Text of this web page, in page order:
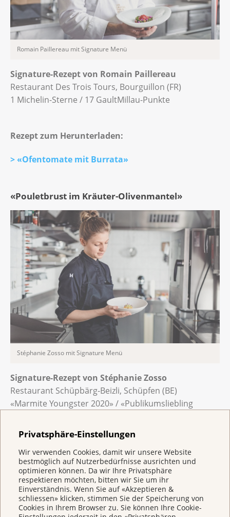
Privatsphäre-Einstellungen
Wir verwenden Cookies, damit wir unsere Website
bestmöglich auf Nutzerbedürfnisse ausrichten und
optimieren können. Da wir Ihre Privatsphäre
respektieren möchten, bitten wir Sie um ihr
Einverständnis. Wenn Sie auf «Akzeptieren &
schliessen» klicken, stimmen Sie der Speicherung von
Cookies in Ihrem Browser zu. Sie können Ihre Cookie-
Romain Paillereau mit Signature Menü
Signature-Rezept von Romain Paillereau
Restaurant Des Trois Tours, Bourguillon (FR)
1 Michelin-Sterne / 17 GaultMillau-Punkte
Rezept zum Herunterladen:
> «Ofentomate mit Burrata»
«Pouletbrust im Kräuter-Olivenmantel»
Stéphanie Zosso mit Signature Menü
Signature-Rezept von Stéphanie Zosso
Restaurant Schüpbärg-Beizli, Schüpfen (BE)
«Marmite Youngster 2020» / «Publikumsliebling
Mitglied in der Schweizer Junioren-
Kochnationalmannschaft
Rezept zum Herunterladen:
> «Pouletbrust im Kräuter-Olivenmantel»